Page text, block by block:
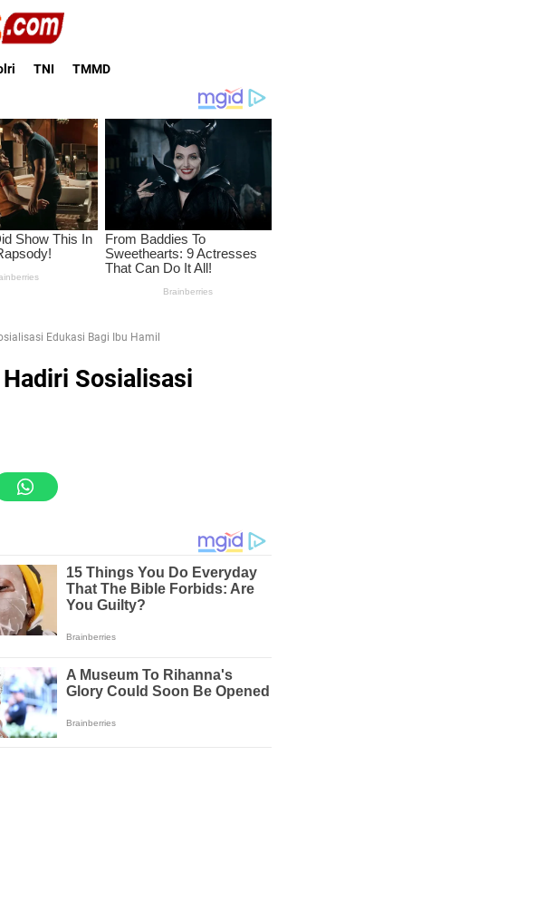
TNI TMMD
Edukasi Bagi Ibu Hamil
Sosialisasi